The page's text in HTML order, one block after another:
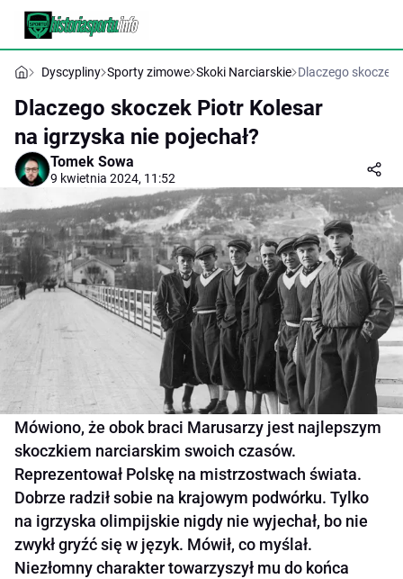
Dyscypliny Sporty zimowe Skoki Narciarskie Dlaczego skoczek
Dlaczego skoczek Piotr Kolesar
na igrzyska nie pojechał?
Tomek Sowa
9 kwietnia 2024, 11:52
Mówiono, że obok braci Marusarzy jest najlepszym
skoczkiem narciarskim swoich czasów.
Reprezentował Polskę na mistrzostwach świata.
Dobrze radził sobie na krajowym podwórku. Tylko
na igrzyska olimpijskie nigdy nie wyjechał, bo nie
zwykł gryźć się w język. Mówił, co myślał.
Niezłomny charakter towarzyszył mu do końca